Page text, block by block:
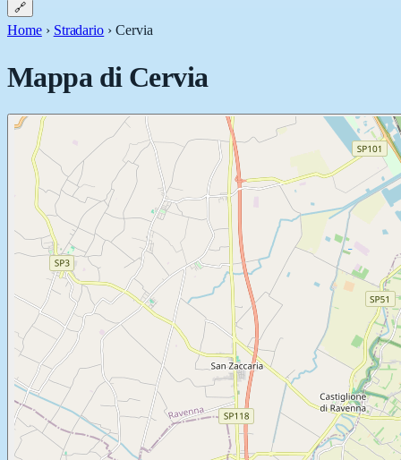
🔗
Home › Stradario ›Cervia
Mappa di Cervia